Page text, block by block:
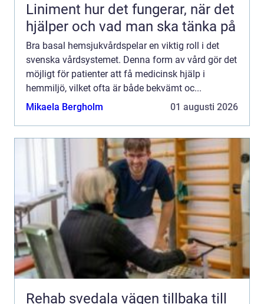
Liniment hur det fungerar, när det
hjälper och vad man ska tänka på
Bra basal hemsjukvårdspelar en viktig roll i det
svenska vårdsystemet. Denna form av vård gör det
möjligt för patienter att få medicinsk hjälp i
hemmiljö, vilket ofta är både bekvämt oc...
Mikaela Bergholm
01 augusti 2026
Rehab svedala vägen tillbaka till